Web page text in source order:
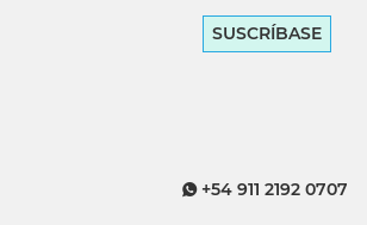
SUSCRÍBASE
+54 911 2192 0707